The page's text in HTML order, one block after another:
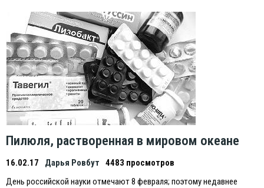
Пилюля, растворенная в мировом океане
16.02.17 Дарья Ровбут
4483 просмотров
День российской науки отмечают 8 февраля; поэтому недавнее